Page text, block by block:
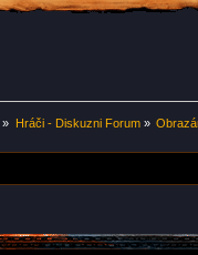
» Hráči - Diskuzni Forum»